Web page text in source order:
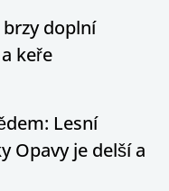
doplní
keře
Lesní
Opavy je delší a